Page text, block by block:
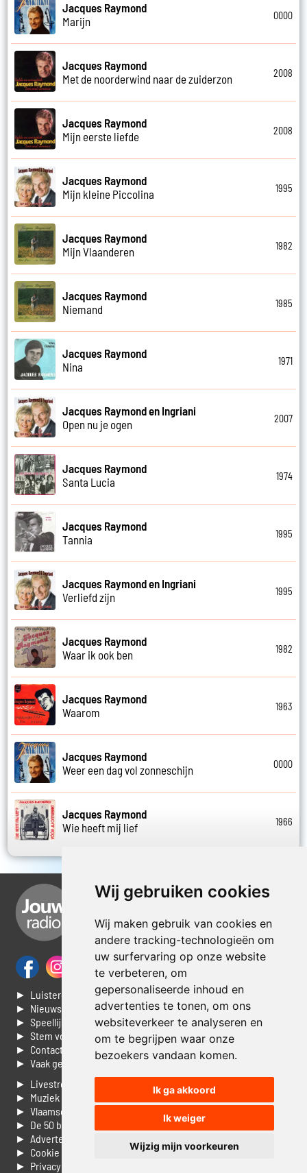
Wij gebruiken cookies
Wij maken gebruik van cookies en
andere tracking-technologieën om
uw surfervaring op onze website
te verbeteren, om
gepersonaliseerde inhoud en
advertenties te tonen, om ons
websiteverkeer te analyseren en
om te begrijpen waar onze
bezoekers vandaan komen.
Ik ga akkoord
Ik weiger
Wijzig mijn voorkeuren
Jacques Raymond
Marijn
0000
Jacques Raymond
Met de noorderwind naar de zuiderzon
2008
Jacques Raymond
Mijn eerste liefde
2008
Jacques Raymond
Mijn kleine Piccolina
1995
Jacques Raymond
Mijn Vlaanderen
1982
Jacques Raymond
Niemand
1985
Jacques Raymond
Nina
1971
Jacques Raymond en Ingriani
Open nu je ogen
2007
Jacques Raymond
Santa Lucia
1974
Jacques Raymond
Tannia
1995
Jacques Raymond en Ingriani
Verliefd zijn
1995
Jacques Raymond
Waar ik ook ben
1982
Jacques Raymond
Waarom
1963
Jacques Raymond
Weer een dag vol zonneschijn
0000
Jacques Raymond
Wie heeft mij lief
1966
► Luisteren naar Jouwradio
► Nieuws
► Speellijst
► Stem voor de Dag top 3
► Contacteer ons
► Vaak gestelde vragen
► Livestream informatie
► Muziek opzoeken
► Vlaamse 100 Aller tijden
► De 50 beste van...
► Adverteren op Jouwradio
► Cookie voorkeuren wijzigen
► Privacyinformatie